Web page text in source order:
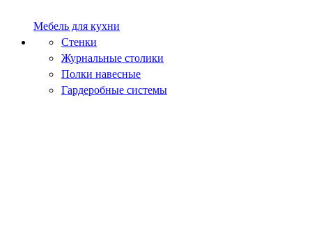
Мебель для кухни
Стенки
Журнальные столики
Полки навесные
Гардеробные системы